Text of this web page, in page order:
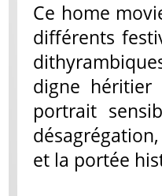
Ce home
différents
digne héritier
portrait
et la portée